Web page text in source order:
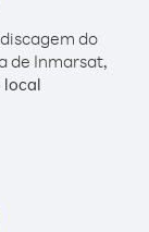
do
de Inmarsat,
local